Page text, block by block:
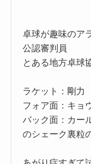
卓球が趣味のア
公認審判員
とある地方卓球
ラケット：剛力
フォア面：キョ
バック面：カー
のシェーク裏粒